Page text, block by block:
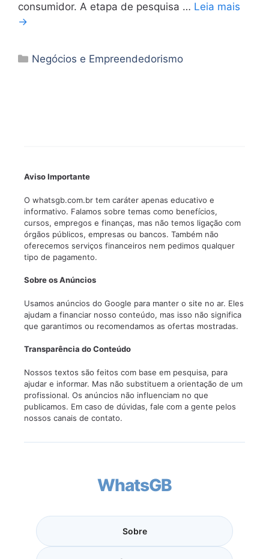
consumidor. A etapa de pesquisa … Leia mais
→
Categorias
Negócios e Empreendedorismo
Aviso Importante
O whatsgb.com.br tem caráter apenas educativo e
informativo. Falamos sobre temas como benefícios,
cursos, empregos e finanças, mas não temos ligação com
órgãos públicos, empresas ou bancos. Também não
oferecemos serviços financeiros nem pedimos qualquer
tipo de pagamento.
Sobre os Anúncios
Usamos anúncios do Google para manter o site no ar. Eles
ajudam a financiar nosso conteúdo, mas isso não significa
que garantimos ou recomendamos as ofertas mostradas.
Transparência do Conteúdo
Nossos textos são feitos com base em pesquisa, para
ajudar e informar. Mas não substituem a orientação de um
profissional. Os anúncios não influenciam no que
publicamos. Em caso de dúvidas, fale com a gente pelos
nossos canais de contato.
WhatsGB
Sobre